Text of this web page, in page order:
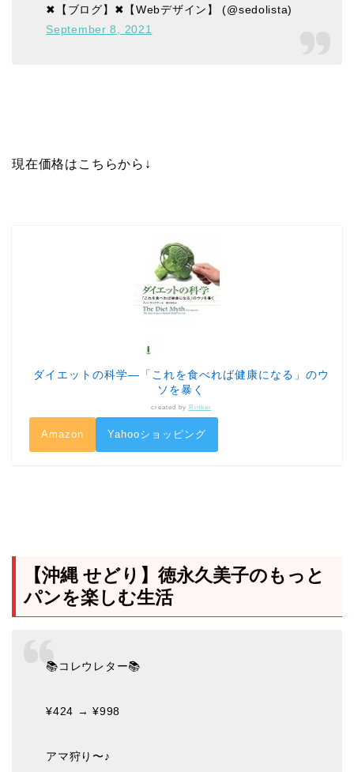
✖【ブログ】✖【Webデザイン】 (@sedolista)
September 8, 2021
現在価格はこちらから↓
ダイエットの科学―「これを食べれば健康になる」のウ
ソを暴く
created by Rinker
Amazon Yahooショッピング
【沖縄 せどり】徳永久美子のもっと
パンを楽しむ生活
📚コレウレター📚
¥424 → ¥998
アマ狩り〜♪